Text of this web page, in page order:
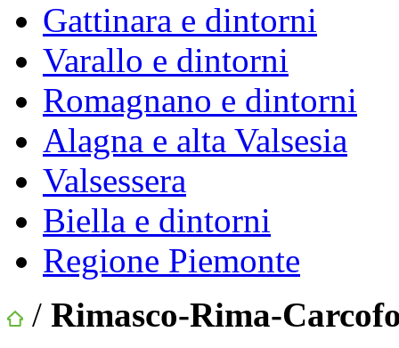
Gattinara e dintorni
Varallo e dintorni
Romagnano e dintorni
Alagna e alta Valsesia
Valsessera
Biella e dintorni
Regione Piemonte
/ Rimasco-Rima-